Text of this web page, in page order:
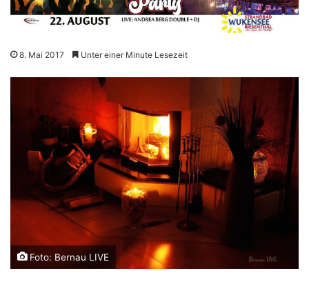
8. Mai 2017 Unter einer Minute Lesezeit
Foto: Bernau LIVE